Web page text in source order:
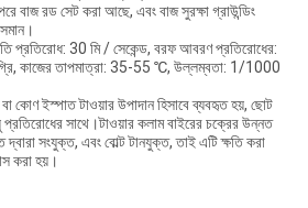
বাজ রড সেট করা আছে, এবং বাজ সুরক্ষা গ্রাউন্ডিং
প্রতিরোধ: 30 মি / সেকেন্ড, বরফ আবরণ প্রতিরোধের:
কাজের তাপমাত্রা: 35-55 ℃, উল্লম্বতা: 1/1000
কোণ ইস্পাত টাওয়ার উপাদান হিসাবে ব্যবহৃত হয়, ছোট
সাথে।টাওয়ার কলাম বাইরের চক্রের উন্নত
দ্বারা সংযুক্ত, এবং বোল্ট টানযুক্ত, তাই এটি ক্ষতি করা
করা হয়।